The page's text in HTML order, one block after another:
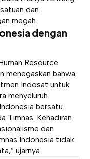
dan
megah.
dengan
Resource
bahwa
Indosat untuk
menyeluruh.
bersatu
Timnas. Kehadiran
dan
Indonesia tidak
ujarnya.